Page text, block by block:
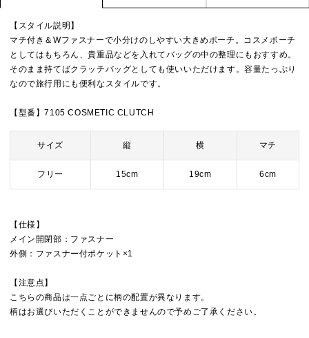
【スタイル説明】
マチ付き＆Wファスナーで小分けのしやすい大きめポーチ。コスメポーチ
としてはもちろん、貴重品などを入れてバッグの中の整理にもおすすめ。
そのまま持てばクラッチバッグとしても使いいただけます。容量たっぷり
なので旅行用にも便利なスタイルです。
【型番】7105 COSMETIC CLUTCH
サイズ 縦 横 マチ
フリー 15cm 19cm 6cm
【仕様】
メイン開閉部：ファスナー
外側：ファスナー付ポケット×1
【注意点】
こちらの商品は一点ごとに柄の配置が異なります。
柄はお選びいただくことができませんので予めご了承ください。